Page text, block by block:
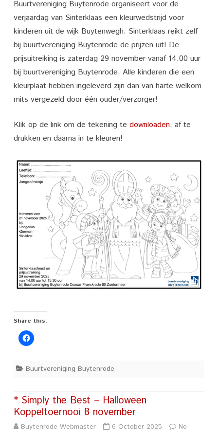
Sinterklaas
Kleurwedstrijd!!!
Buurtvereniging Buytenrode organiseert voor de
verjaardag van Sinterklaas een kleurwedstrijd voor
kinderen uit de wijk Buytenwegh. Sinterklaas reikt zelf
bij buurtvereniging Buytenrode de prijzen uit! De
prijsuitreiking is zaterdag 29 november vanaf 14.00 uur
bij buurtvereniging Buytenrode. Alle kinderen die een
kleurplaat hebben ingeleverd zijn dan van harte welkom
mits vergezeld door één ouder/verzorger!
Klik op de link om de tekening te downloaden, af te
drukken en daarna in te kleuren!
Share this:
Buurtvereniging Buytenrode
* Simply the Best – Halloween
Koppeltoernooi 8 november
Buytenrode Webmaster 6 October 2025
No